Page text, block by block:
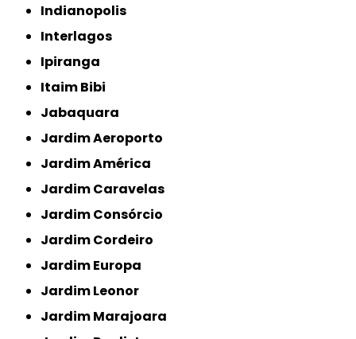
Indianopolis
Interlagos
Ipiranga
Itaim Bibi
Jabaquara
Jardim Aeroporto
Jardim América
Jardim Caravelas
Jardim Consórcio
Jardim Cordeiro
Jardim Europa
Jardim Leonor
Jardim Marajoara